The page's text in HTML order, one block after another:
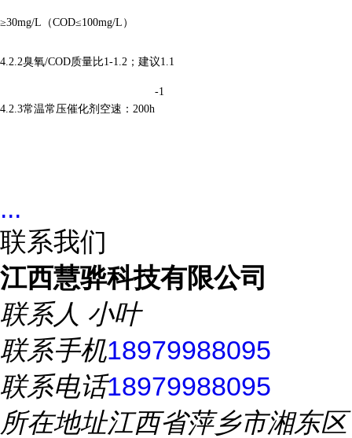
≥30mg/L （COD≤100mg/L ）
4.2.2臭氧/COD质量比1-1.2 ；建议1.1
4.2.3常温常压催化剂空速： 200h
-1
...
联系我们
江西慧骅科技有限公司
联系人 小叶
联系手机18979988095
联系电话18979988095
所在地址江西省萍乡市湘东区